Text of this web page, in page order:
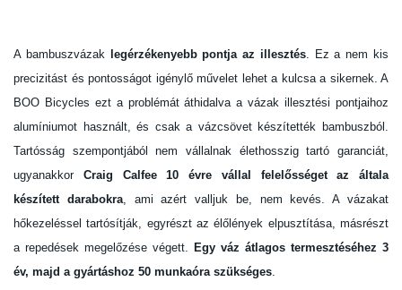
A bambuszvázak legérzékenyebb pontja az illesztés. Ez a nem kis
precizitást és pontosságot igénylő művelet lehet a kulcsa a sikernek. A
BOO Bicycles ezt a problémát áthidalva a vázak illesztési pontjaihoz
alumíniumot használt, és csak a vázcsövet készítették bambuszból.
Tartósság szempontjából nem vállalnak élethosszig tartó garanciát,
ugyanakkor Craig Calfee 10 évre vállal felelősséget az általa
készített darabokra, ami azért valljuk be, nem kevés. A vázakat
hőkezeléssel tartósítják, egyrészt az élőlények elpusztítása, másrészt
a repedések megelőzése végett. Egy váz átlagos termesztéséhez 3
év, majd a gyártáshoz 50 munkaóra szükséges.